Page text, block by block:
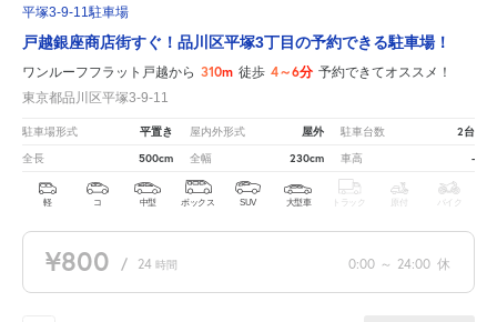
平塚3-9-11駐車場
戸越銀座商店街すぐ！品川区平塚3丁目の予約できる駐車場！
ワンルーフフラット戸越から 310m 徒歩 4～6分 予約できてオススメ！
東京都品川区平塚3-9-11
駐車場形式 平置き 屋内外形式 屋外 駐車台数 2台
全長 500cm 全幅 230cm 車高 -
軽 コ 中型 ボックス SUV 大型車 トラック 原付 バイク
¥800 / 24 時間 0:00 ～ 24:00 休